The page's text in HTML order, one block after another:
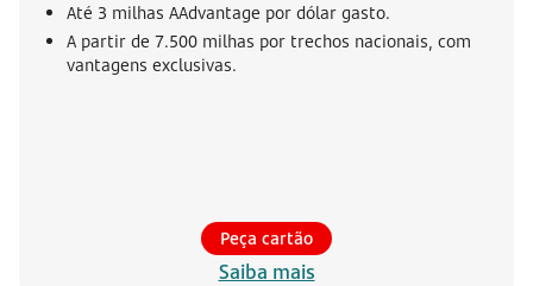
Até 3 milhas AAdvantage por dólar gasto.
A partir de 7.500 milhas por trechos nacionais, com
vantagens exclusivas.
Peça cartão
Saiba mais